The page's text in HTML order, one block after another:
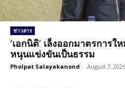
ข่าวสาร
‘เอกนิติ’ เล็งออกมาตรการ
หนุนแข่งขันเป็นธรรม
Pholpat Salayakanond - August 7, 2026